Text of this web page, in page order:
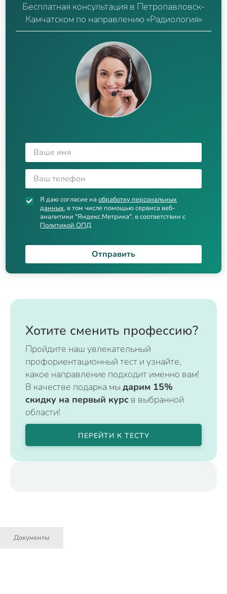
Бесплатная консультация в Петропавловск-
Камчатском по направлению «Радиология»
Я даю согласие наобработку персональных
данных, в том числе помощью сервиса веб-
аналитики "Яндекс.Метрика", в соответствии с
Политикой ОПД
Отправить
Хотите сменить профессию?
Пройдите наш увлекательный
профориентационный тест и узнайте,
какое направление подходит именно вам!
В качестве подарка мы дарим 15%
скидку на первый курс в выбранной
области!
ПЕРЕЙТИ К ТЕСТУ
Документы